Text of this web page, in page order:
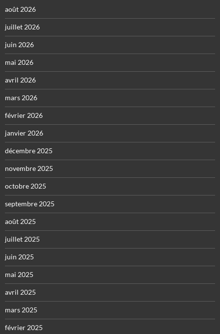
août 2026
juillet 2026
juin 2026
mai 2026
avril 2026
mars 2026
février 2026
janvier 2026
décembre 2025
novembre 2025
octobre 2025
septembre 2025
août 2025
juillet 2025
juin 2025
mai 2025
avril 2025
mars 2025
février 2025